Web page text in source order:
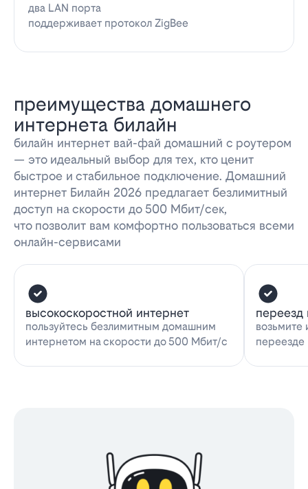
два LAN порта
поддерживает протокол ZigBee
преимущества домашнего
интернета билайн
билайн интернет вай-фай домашний с роутером
— это идеальный выбор для тех, кто ценит
быстрое и стабильное подключение. Домашний
интернет Билайн 2026 предлагает безлимитный
доступ на скорости до 500 Мбит/сек,
что позволит вам комфортно пользоваться всеми
онлайн-сервисами
высокоскоростной интернет
пользуйтесь безлимитным домашним
интернетом на скорости до 500 Мбит/с
переезд
возьмите
переезде